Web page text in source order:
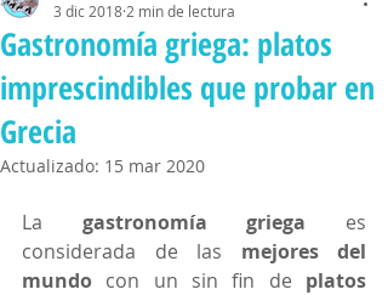
Gastronomía griega: platos
imprescindibles que probar en
Grecia
3 dic 2018 2 min de lectura
Actualizado: 15 mar 2020
La gastronomía griega es
considerada de las mejores del
mundo con un sin fin de platos